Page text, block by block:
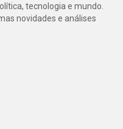
tecnologia e mundo.
novidades e análises